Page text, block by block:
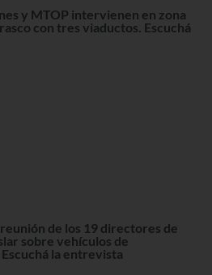
y MTOP intervienen en zona
con tres viaductos. Escuchá
de los 19 directores de
sobre vehículos de
la entrevista